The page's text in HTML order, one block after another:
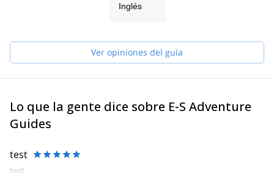
Inglés
Ver opiniones del guía
Lo que la gente dice sobre E-S Adventure
Guides
test
test